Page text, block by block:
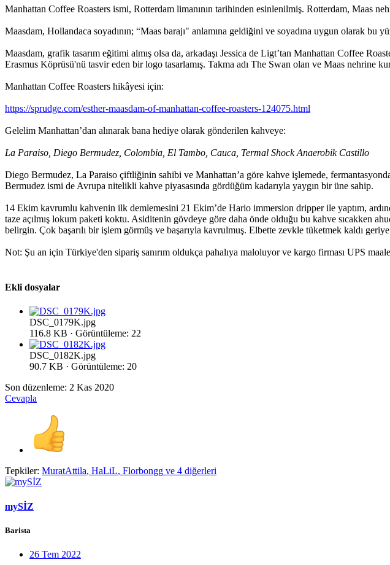
Manhattan Coffee Roasters ismi, Rotterdam limanının tarihinden esinlenilmiş. Rotterdam, Maas
Maasdam, Hollandaca soyadının; “Maas barajı" anlamına geldiğini ve soyadına uygun olarak
Maasdam, grafik tasarım eğitimi almış olsa da, arkadaşı Jessica de Ligt’tan Manhattan Coffee
Erasmus Köprüsü'nü tasvir eden bir logo tasarlamış. Takma adı The Swan olan ve Maas nehrine
Manhattan Coffee Roasters hikâyesi için:
https://sprudge.com/esther-maasdam-of-manhattan-coffee-roasters-124075.html
Gelelim Manhattan’dan alınarak bana hediye olarak gönderilen kahveye:
La Paraiso, Diego Bermudez, Colombia, El Tambo, Cauca, Termal Shock Anaerobik Castillo
Diego Bermudez, La Paraiso çiftliğinin sahibi ve Manhattan’a göre kahve işlemede,
Bermudez ismi de Avrupa nitelikli kahve piyasasında gördüğüm kadarıyla yaygın bir üne sahip.
14 Ekim kavrumlu kahvenin ilk demlemesini 21 Ekim’de Hario immersion dripper ile yaptım,
taze açılmış lokum paketi koktu. Asiditenin gövdeye göre daha önde olduğu bu kahve sıcakken
belirgin. Çok başarılı bir işlem görmüş ve başarıyla kavrulmuş. Elbette zevkle tüketmek kaldı
Not: Şu an için Türkiye'den sipariş sanırım oldukça pahalıya maloluyor ve kargo firması UPS
Ekli dosyalar
DSC_0179K.jpg
116.8 KB · Görüntüleme: 22
DSC_0182K.jpg
90.7 KB · Görüntüleme: 20
Son düzenleme: 2 Kas 2020
Cevapla
Tepkiler: MuratAttila, HaLiL, Florbongg ve 4 diğerleri
mySİZ
Barista
26 Tem 2022